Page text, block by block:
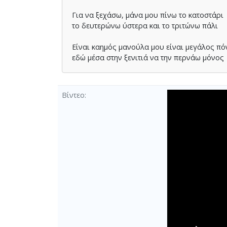
Για να ξεχάσω, μάνα μου πίνω το κατοστάρι
το δευτερώνω ύστερα και το τριτώνω πάλι
Είναι καημός μανούλα μου είναι μεγάλος
εδώ μέσα στην ξενιτιά να την περνάω μόνος
Βίντεο